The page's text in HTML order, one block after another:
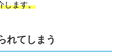
します。
れてしまう